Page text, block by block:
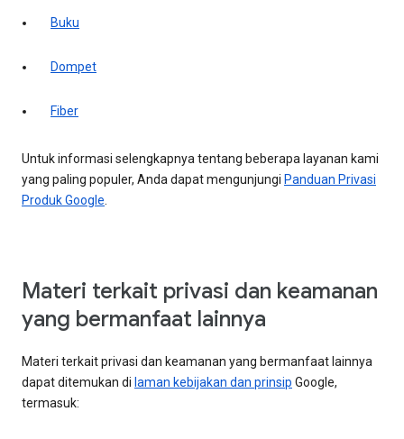
Buku
Dompet
Fiber
Untuk informasi selengkapnya tentang beberapa layanan kami
yang paling populer, Anda dapat mengunjungi Panduan Privasi
Produk Google.
Materi terkait privasi dan keamanan
yang bermanfaat lainnya
Materi terkait privasi dan keamanan yang bermanfaat lainnya
dapat ditemukan di laman kebijakan dan prinsip Google,
termasuk: